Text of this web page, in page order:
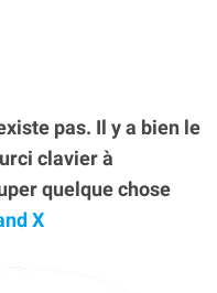
pas. Il y a bien le
clavier à
quelque chose
X